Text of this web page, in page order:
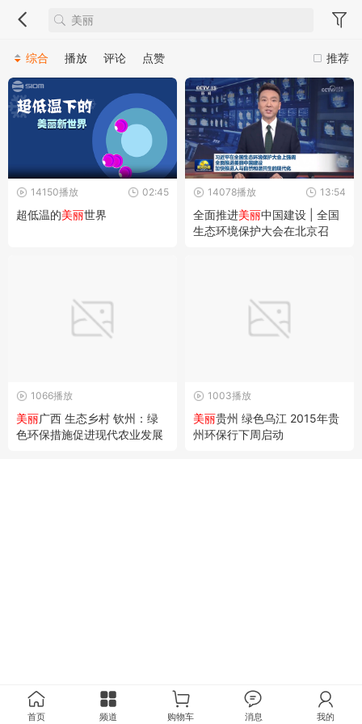
推荐
综合 播放 评论 点赞
02:45
14150播放
超低温的美丽世界
13:54
14078播放
全面推进美丽中国建设 | 全国
生态环境保护大会在北京召
1066播放
美丽广西 生态乡村 钦州：绿
色环保措施促进现代农业发展
1003播放
美丽贵州 绿色乌江 2015年贵
州环保行下周启动
首页 频道 购物车 消息 我的